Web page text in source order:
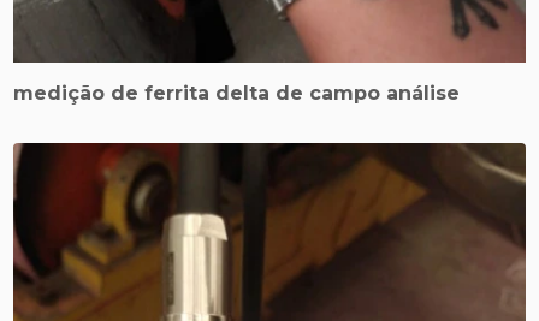
medição de ferrita delta de campo análise